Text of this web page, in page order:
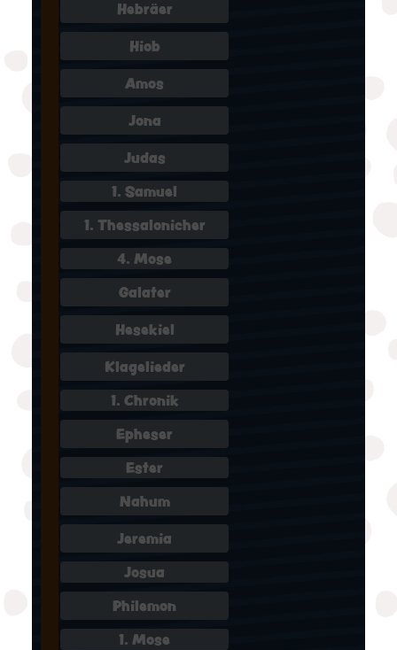
Hebräer
Hiob
Amos
Jona
Judas
1. Samuel
1. Thessalonicher
4. Mose
Galater
Hesekiel
Klagelieder
1. Chronik
Epheser
Ester
Nahum
Jeremia
Josua
Philemon
1. Mose